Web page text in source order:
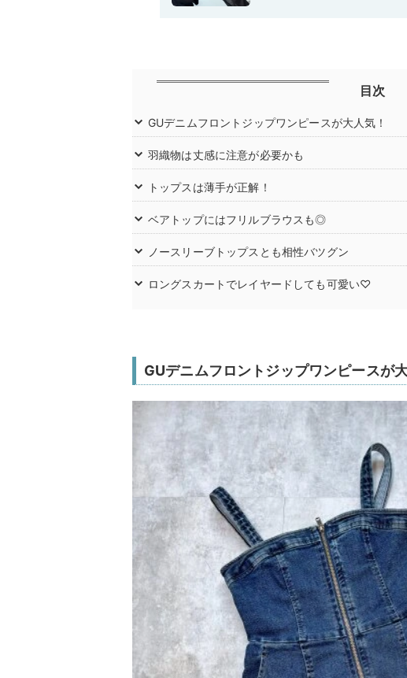
目次
GUデニムフロントジップワンピースが大人気！
羽織物は丈感に注意が必要かも
トップスは薄手が正解！
ベアトップにはフリルブラウスも◎
ノースリーブトップスとも相性バツグン
ロングスカートでレイヤードしても可愛い♡
GUデニムフロントジップワンピースが